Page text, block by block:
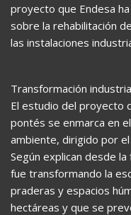
proyecto que Endesa
sobre la rehabilitación
las instalaciones
Transformación
El estudio del proyecto
pontés se enmarca en
ambiente, dirigido por
Según explican desde
fue transformando la
praderas y espacios
hectáreas y que se